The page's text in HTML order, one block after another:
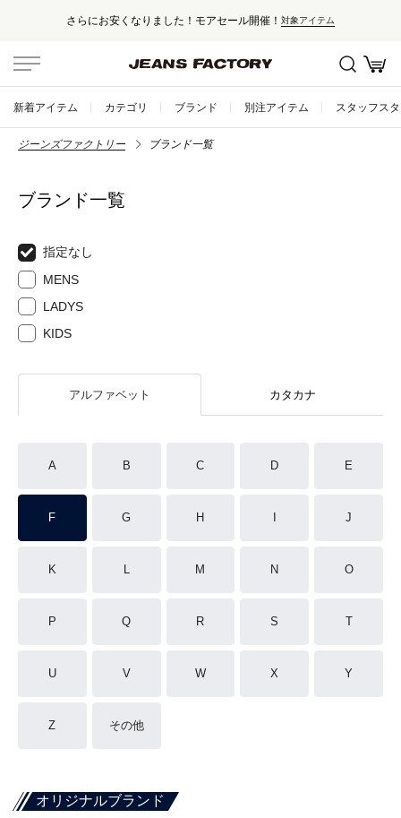
さらにお安くなりました！モアセール開催！ 対象アイテム
新着アイテム カテゴリ ブランド 別注アイテム スタッフス
ジーンズファクトリー ブランド一覧
ブランド一覧
指定なし
MENS
LADYS
KIDS
アルファベット カタカナ
A B C D E
F G H J
K L M N O
P Q R S T
U V W X Y
Z その他
オリジナルブランド